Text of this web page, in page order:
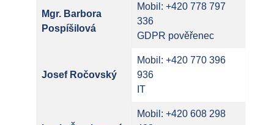
Mgr. Barbora
Pospíšilová
Mobil: +420 778 797
336
GDPR pověřenec
Josef Ročovský
Mobil: +420 770 396
936
IT
Mobil: +420 608 298